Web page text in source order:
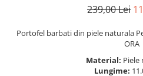
239,00 Lei
Portofel barbati din piele naturala
ORA
Material: Piele
Lungime: